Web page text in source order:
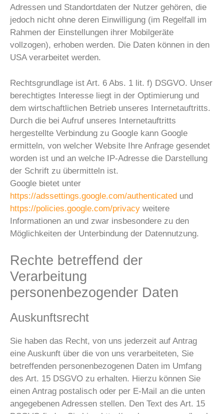
Adressen und Standortdaten der Nutzer gehören, die
jedoch nicht ohne deren Einwilligung (im Regelfall im
Rahmen der Einstellungen ihrer Mobilgeräte
vollzogen), erhoben werden. Die Daten können in den
USA verarbeitet werden.
Rechtsgrundlage ist Art. 6 Abs. 1 lit. f) DSGVO. Unser
berechtigtes Interesse liegt in der Optimierung und
dem wirtschaftlichen Betrieb unseres Internetauftritts.
Durch die bei Aufruf unseres Internetauftritts
hergestellte Verbindung zu Google kann Google
ermitteln, von welcher Website Ihre Anfrage gesendet
worden ist und an welche IP-Adresse die Darstellung
der Schrift zu übermitteln ist.
Google bietet unter
https://adssettings.google.com/authenticated und
https://policies.google.com/privacy weitere
Informationen an und zwar insbesondere zu den
Möglichkeiten der Unterbindung der Datennutzung.
Rechte betreffend der
Verarbeitung
personenbezogender Daten
Auskunftsrecht
Sie haben das Recht, von uns jederzeit auf Antrag
eine Auskunft über die von uns verarbeiteten, Sie
betreffenden personenbezogenen Daten im Umfang
des Art. 15 DSGVO zu erhalten. Hierzu können Sie
einen Antrag postalisch oder per E-Mail an die unten
angegebenen Adressen stellen. Den Text des Art. 15